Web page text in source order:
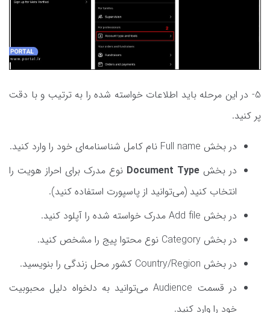
5- در این مرحله باید اطلاعات خواسته شده را به ترتیب و با دقت
پر کنید.
در بخش Full name نام کامل شناسنامه‌ای خود را وارد کنید.
در بخش Document Type نوع مدرک برای احراز هویت را
انتخاب کنید (می‌توانید از پاسپورت استفاده کنید).
در بخش Add file مدرک خواسته شده را آپلود کنید.
در بخش Category نوع محتوا پیج را مشخص کنید.
در بخش Country/Region کشور محل زندگی را بنویسید.
در قسمت Audience می‌توانید به دلخواه دلیل محبوبیت
خود را وارد کنید.